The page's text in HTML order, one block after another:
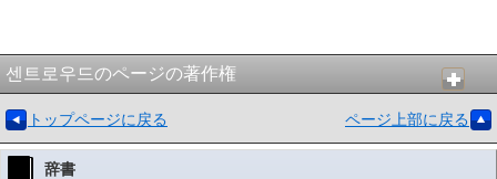
센트로우드のページの著作権
トップページに戻る ページ上部に戻る
辞書